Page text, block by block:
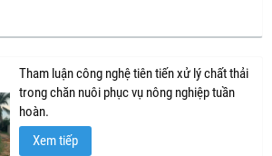
Tham luận công nghệ tiên tiến xử lý chất thải
trong chăn nuôi phục vụ nông nghiệp tuần
hoàn.
Xem tiếp